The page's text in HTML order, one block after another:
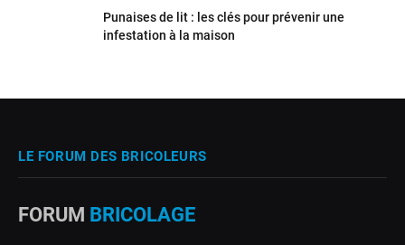
Punaises de lit : les clés pour prévenir une
infestation à la maison
LE FORUM DES BRICOLEURS
FORUM BRICOLAGE